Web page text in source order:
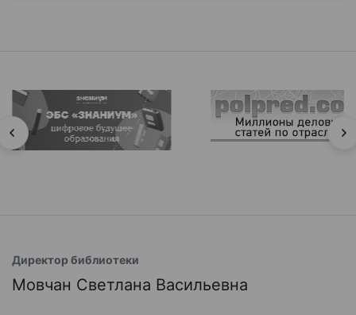
Директор библиотеки
Мовчан Светлана Васильевна